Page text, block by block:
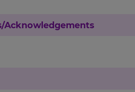
Acknowledgements